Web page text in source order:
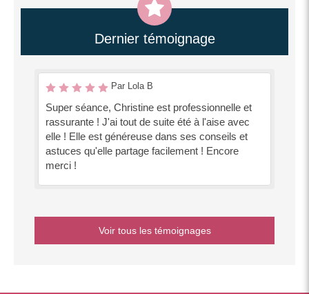
Dernier témoignage
Par Lola B
Super séance, Christine est professionnelle et
rassurante ! J'ai tout de suite été à l'aise avec
elle ! Elle est généreuse dans ses conseils et
astuces qu'elle partage facilement ! Encore
merci !
Voir tous les témoignages